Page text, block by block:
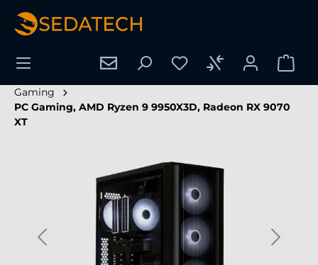
principal
Gaming
PC Gaming, AMD Ryzen 9 9950X3D, Radeon RX 9070
XT
Omitir galería de imágenes